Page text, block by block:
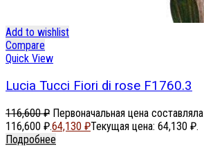
Add to wishlist
Compare
Quick View
Lucia Tucci Fiori di rose F1760.3
116,600₽ Первоначальная цена составляла
116,600 ₽.64,130 ₽Текущая цена: 64,130 ₽.
Подробнее